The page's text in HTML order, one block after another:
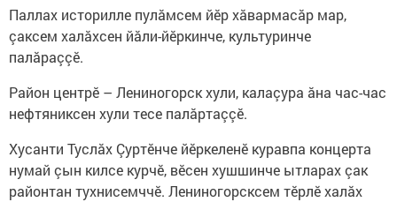
Паллах историлле пулăмсем йӗр хăвармасăр мар,
çаксем халăхсен йăли-йӗркинче, культуринче
палăраççӗ.
Район центрӗ – Лениногорск хули, калаçура ăна час-час
нефтяниксен хули тесе палăртаççӗ.
Хусанти Туслăх Çуртӗнче йӗркеленӗ куравпа концерта
нумай çын килсе курчӗ, вӗсен хушшинче ытларах çак
районтан тухнисемччӗ. Лениногорсксем тӗрлӗ халăх